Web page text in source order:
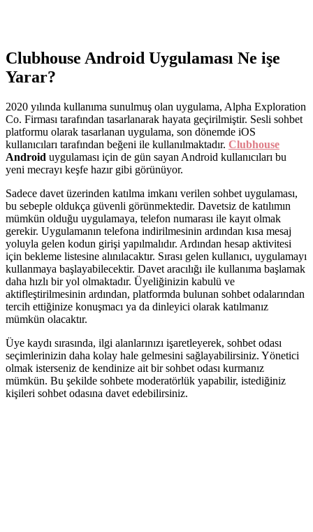
Clubhouse Android Uygulaması Ne işe
Yarar?
2020 yılında kullanıma sunulmuş olan uygulama, Alpha Exploration
Co. Firması tarafından tasarlanarak hayata geçirilmiştir. Sesli sohbet
platformu olarak tasarlanan uygulama, son dönemde iOS
kullanıcıları tarafından beğeni ile kullanılmaktadır. Clubhouse
Android uygulaması için de gün sayan Android kullanıcıları bu
yeni mecrayı keşfe hazır gibi görünüyor.
Sadece davet üzerinden katılma imkanı verilen sohbet uygulaması,
bu sebeple oldukça güvenli görünmektedir. Davetsiz de katılımın
mümkün olduğu uygulamaya, telefon numarası ile kayıt olmak
gerekir. Uygulamanın telefona indirilmesinin ardından kısa mesaj
yoluyla gelen kodun girişi yapılmalıdır. Ardından hesap aktivitesi
için bekleme listesine alınılacaktır. Sırası gelen kullanıcı, uygulamayı
kullanmaya başlayabilecektir. Davet aracılığı ile kullanıma başlamak
daha hızlı bir yol olmaktadır. Üyeliğinizin kabulü ve
aktifleştirilmesinin ardından, platformda bulunan sohbet odalarından
tercih ettiğinize konuşmacı ya da dinleyici olarak katılmanız
mümkün olacaktır.
Üye kaydı sırasında, ilgi alanlarınızı işaretleyerek, sohbet odası
seçimlerinizin daha kolay hale gelmesini sağlayabilirsiniz. Yönetici
olmak isterseniz de kendinize ait bir sohbet odası kurmanız
mümkün. Bu şekilde sohbete moderatörlük yapabilir, istediğiniz
kişileri sohbet odasına davet edebilirsiniz.